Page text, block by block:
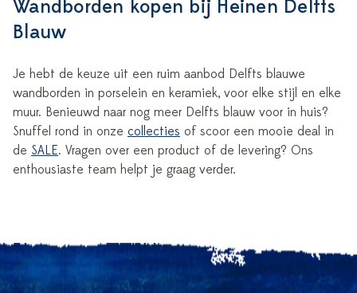
Wandborden kopen bij Heinen Delfts
Blauw
Je hebt de keuze uit een ruim aanbod Delfts blauwe
wandborden in porselein en keramiek, voor elke stijl en elke
muur. Benieuwd naar nog meer Delfts blauw voor in huis?
Snuffel rond in onze collecties of scoor een mooie deal in
de SALE. Vragen over een product of de levering? Ons
enthousiaste team helpt je graag verder.